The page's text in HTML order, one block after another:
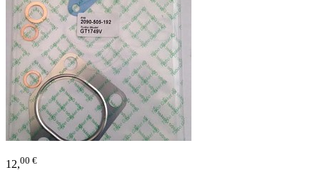
12,00 €